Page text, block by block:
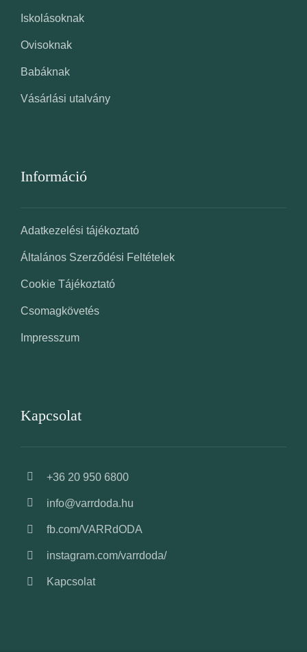
Iskolásoknak
Ovisoknak
Babáknak
Vásárlási utalvány
Információ
Adatkezelési tájékoztató
Általános Szerződési Feltételek
Cookie Tájékoztató
Csomagkövetés
Impresszum
Kapcsolat
+36 20 950 6800
info@varrdoda.hu
fb.com/VARRdODA
instagram.com/varrdoda/
Kapcsolat